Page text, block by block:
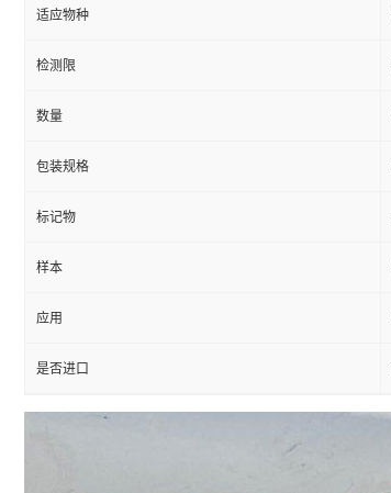
适应物种
检测限
数量
包装规格
标记物
样本
应用
是否进口